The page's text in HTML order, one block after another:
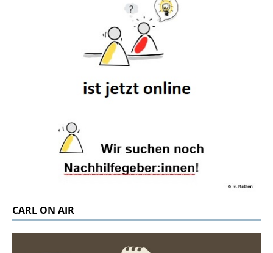
CARL ON AIR